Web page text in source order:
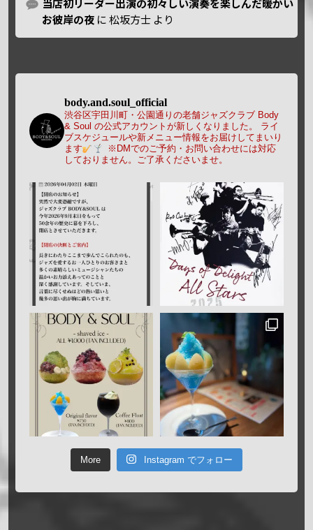
当店初リーダー出演の初々しい演奏を楽しんだ暖かい
お彼岸の夜 に松坂方士 より
body.and.soul_official
渋谷区宇田川町・公園通りの老舗ジャズクラブ Body
& Soul の公式アカウントが新しくなりました。
ライ
ブスケジュールや新メニュー情報をお届けしてまいり
ます
※DMでのご予約・お問い合わせには対応
しておりません。ご了承くださいませ。
More Instagram でフォロー